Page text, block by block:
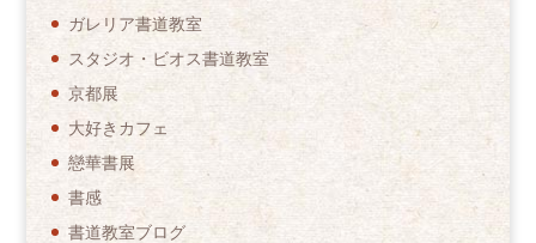
ガレリア書道教室
スタジオ・ビオス書道教室
京都展
大好きカフェ
戀華書展
書感
書道教室ブログ